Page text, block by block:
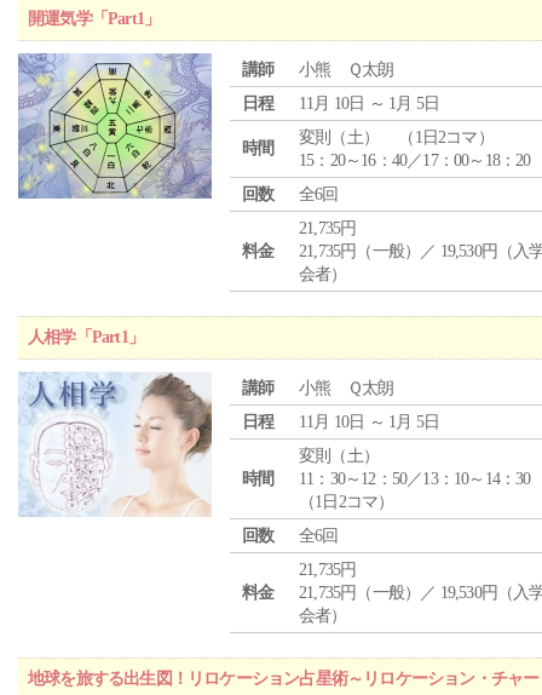
開運気学「Part1」
講師
小熊 Ｑ太朗
日程
11月 10日 ～ 1月 5日
時間
変則（土） （1日2コマ）
15：20～16：40／17：00～18：20
回数
全6回
料金
21,735円
21,735円（一般）／ 19,530円（入
会者）
人相学「Part1」
講師
小熊 Ｑ太朗
日程
11月 10日 ～ 1月 5日
時間
変則（土）
11：30～12：50／13：10～14：30
（1日2コマ）
回数
全6回
料金
21,735円
21,735円（一般）／ 19,530円（入
会者）
地球を旅する出生図！リロケーション占星術～リロケーション・チャ